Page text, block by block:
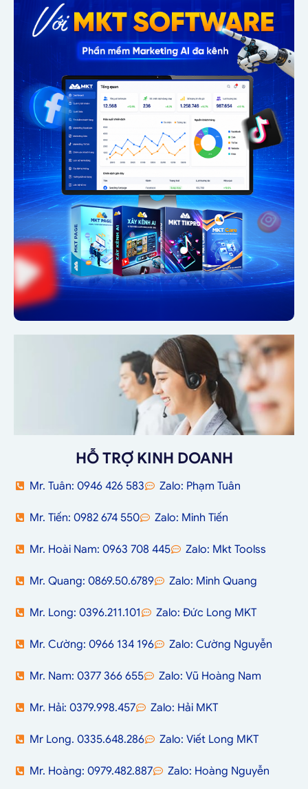
HỖ TRỢ KINH DOANH
Mr. Tuân: 0946 426 583 Zalo: Phạm Tuân
Mr. Tiến: 0982 674 550 Zalo: Minh Tiến
Mr. Hoài Nam: 0963 708 445 Zalo: Mkt Toolss
Mr. Quang: 0869.50.6789 Zalo: Minh Quang
Mr. Long: 0396.211.101 Zalo: Đức Long MKT
Mr. Cường: 0966 134 196 Zalo: Cường Nguyễn
Mr. Nam: 0377 366 655 Zalo: Vũ Hoàng Nam
Mr. Hải: 0379.998.457 Zalo: Hải MKT
Mr Long. 0335.648.286 Zalo: Viết Long MKT
Mr. Hoàng: 0979.482.887 Zalo: Hoàng Nguyễn